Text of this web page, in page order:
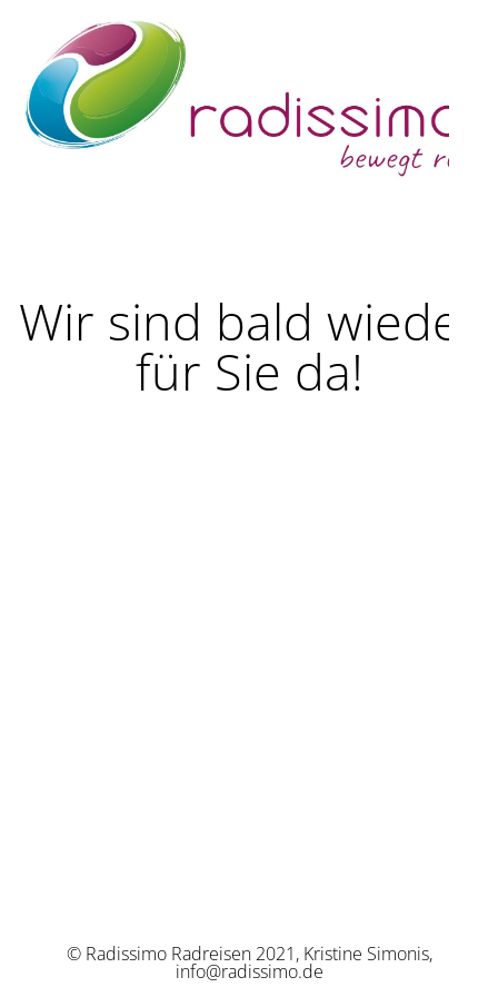
Wir sind bald wieder
für Sie da!
© Radissimo Radreisen 2021, Kristine Simonis,
info@radissimo.de